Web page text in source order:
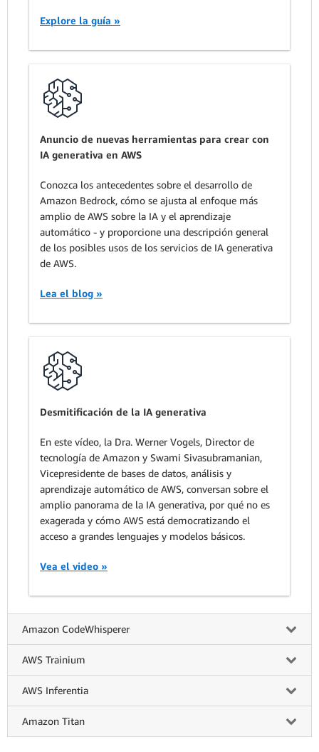
Explore la guía »
Anuncio de nuevas herramientas para crear con
IA generativa en AWS
Conozca los antecedentes sobre el desarrollo de
Amazon Bedrock, cómo se ajusta al enfoque más
amplio de AWS sobre la IA y el aprendizaje
automático - y proporcione una descripción general
de los posibles usos de los servicios de IA generativa
de AWS.
Lea el blog »
Desmitificación de la IA generativa
En este vídeo, la Dra. Werner Vogels, Director de
tecnología de Amazon y Swami Sivasubramanian,
Vicepresidente de bases de datos, análisis y
aprendizaje automático de AWS, conversan sobre el
amplio panorama de la IA generativa, por qué no es
exagerada y cómo AWS está democratizando el
acceso a grandes lenguajes y modelos básicos.
Vea el video »
Amazon CodeWhisperer
AWS Trainium
AWS Inferentia
Amazon Titan